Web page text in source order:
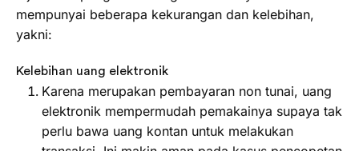
mempunyai beberapa kekurangan dan kelebihan,
yakni:
Kelebihan uang elektronik
Karena merupakan pembayaran non tunai, uang
elektronik mempermudah pemakainya supaya tak
perlu bawa uang kontan untuk melakukan